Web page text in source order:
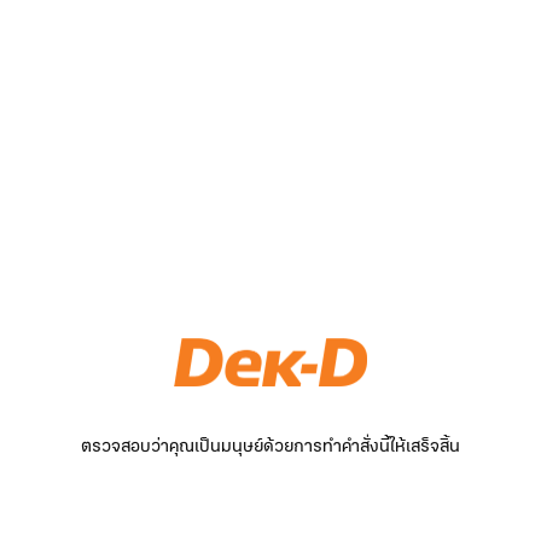
ตรวจสอบว่าคุณเป็นมนุษย์ด้วยการทำคำสั่งนี้ให้เสร็จสิ้น